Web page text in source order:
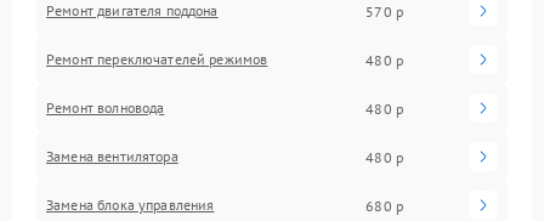
Ремонт двигателя поддона 570 р
Ремонт переключателей режимов 480 р
Ремонт волновода 480 р
Замена вентилятора 480 р
Замена блока управления 680 р